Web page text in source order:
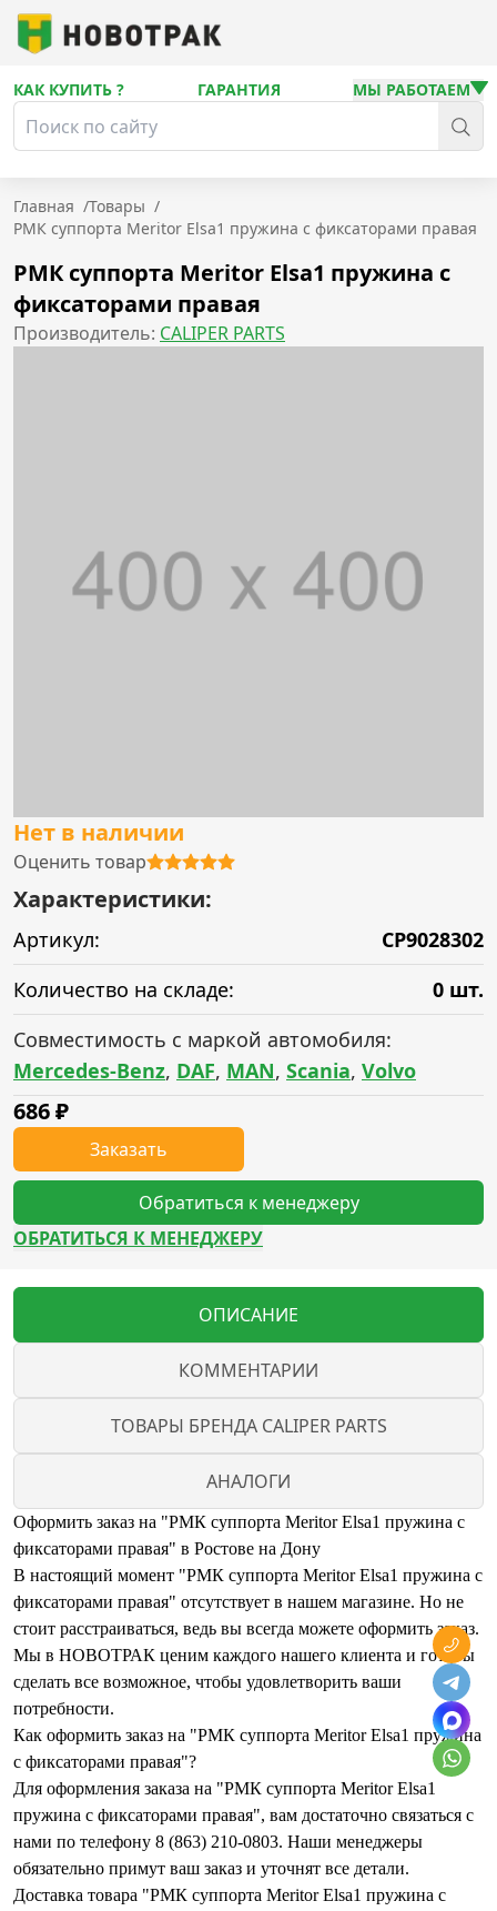
КАК КУПИТЬ ? ГАРАНТИЯ МЫ РАБОТАЕМ
Главная /Товары /
РМК суппорта Meritor Elsa1 пружина с фиксаторами правая
РМК суппорта Meritor Elsa1 пружина с
фиксаторами правая
Производитель: CALIPER PARTS
Нет в наличии
Оценить товар
Характеристики:
Артикул:
CP9028302
Количество на складе:
0 шт.
Совместимость с маркой автомобиля:
Mercedes-Benz, DAF, MAN, Scania, Volvo
686₽
Заказать
Обратиться к менеджеру
ОБРАТИТЬСЯ К МЕНЕДЖЕРУ
ОПИСАНИЕ
КОММЕНТАРИИ
ТОВАРЫ БРЕНДА CALIPER PARTS
АНАЛОГИ
Оформить заказ на "РМК суппорта Meritor Elsa1 пружина с
фиксаторами правая" в Ростове на Дону
В настоящий момент "РМК суппорта Meritor Elsa1 пружина с
фиксаторами правая" отсутствует в нашем магазине. Но не
стоит расстраиваться, ведь вы всегда можете оформить заказ.
Мы в НОВОТРАК ценим каждого нашего клиента и готовы
сделать все возможное, чтобы удовлетворить ваши
потребности.
Как оформить заказ на "РМК суппорта Meritor Elsa1 пружина
с фиксаторами правая"?
Для оформления заказа на "РМК суппорта Meritor Elsa1
пружина с фиксаторами правая", вам достаточно связаться с
нами по телефону 8 (863) 210-0803. Наши менеджеры
обязательно примут ваш заказ и уточнят все детали.
Доставка товара "РМК суппорта Meritor Elsa1 пружина с